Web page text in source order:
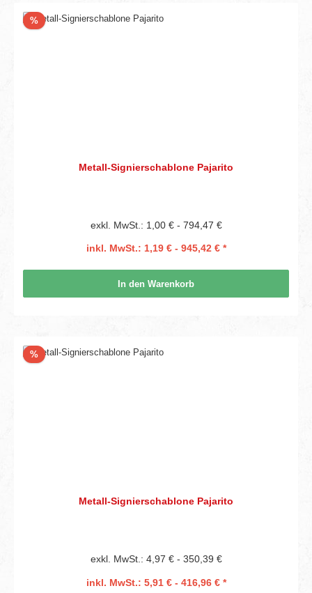
%Rabatt
Metall-Signierschablone Pajarito
exkl. MwSt.: 1,00 € - 794,47 €
inkl. MwSt.: 1,19 € - 945,42 € *
In den Warenkorb
%Rabatt
Metall-Signierschablone Pajarito
exkl. MwSt.: 4,97 € - 350,39 €
inkl. MwSt.: 5,91 € - 416,96 € *